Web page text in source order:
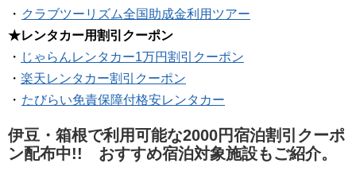
・ クラブツーリズム全国助成金利用ツアー
★レンタカー用割引クーポン
・ じゃらんレンタカー1万円割引クーポン
・ 楽天レンタカー割引クーポン
・ たびらい免責保障付格安レンタカー
伊豆・箱根で利用可能な2000円宿泊割引クーポ
ン配布中!! おすすめ宿泊対象施設もご紹介。